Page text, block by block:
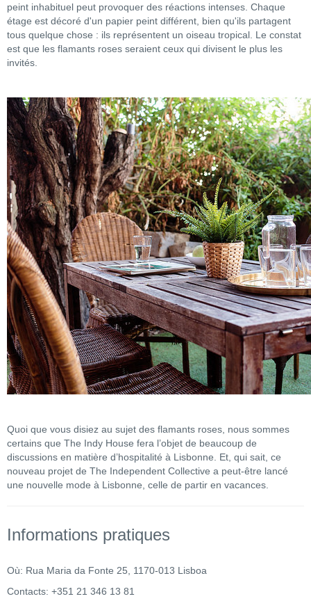
peint inhabituel peut provoquer des réactions intenses. Chaque
étage est décoré d'un papier peint différent, bien qu'ils partagent
tous quelque chose : ils représentent un oiseau tropical. Le constat
est que les flamants roses seraient ceux qui divisent le plus les
invités.
Quoi que vous disiez au sujet des flamants roses, nous sommes
certains que The Indy House fera l’objet de beaucoup de
discussions en matière d’hospitalité à Lisbonne. Et, qui sait, ce
nouveau projet de The Independent Collective a peut-être lancé
une nouvelle mode à Lisbonne, celle de partir en vacances.
Informations pratiques
Où: Rua Maria da Fonte 25, 1170-013 Lisboa
Contacts: +351 21 346 13 81